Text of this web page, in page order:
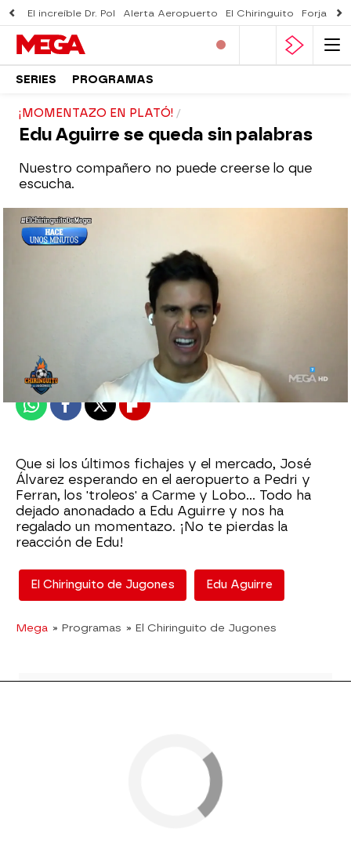
El increíble Dr. Pol Alerta Aeropuerto El Chiringuito Forjado
SERIES PROGRAMAS
¡MOMENTAZO EN PLATÓ!
Edu Aguirre se queda sin palabras
Nuestro compañero no puede creerse lo que
escucha.
Publicado: 11 de enero de 2022, 02:54
WhatsappFacebook
X Flipboard
Que si los últimos fichajes y el mercado, José
Álvarez esperando en el aeropuerto a Pedri y
Ferran, los 'troleos' a Carme y Lobo... Todo ha
dejado anonadado a Edu Aguirre y nos ha
regalado un momentazo. ¡No te pierdas la
reacción de Edu!
El Chiringuito de Jugones Edu Aguirre
Mega » Programas » El Chiringuito de Jugones